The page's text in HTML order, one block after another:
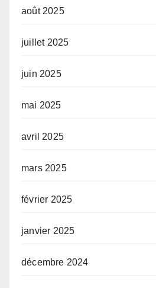
août 2025
juillet 2025
juin 2025
mai 2025
avril 2025
mars 2025
février 2025
janvier 2025
décembre 2024